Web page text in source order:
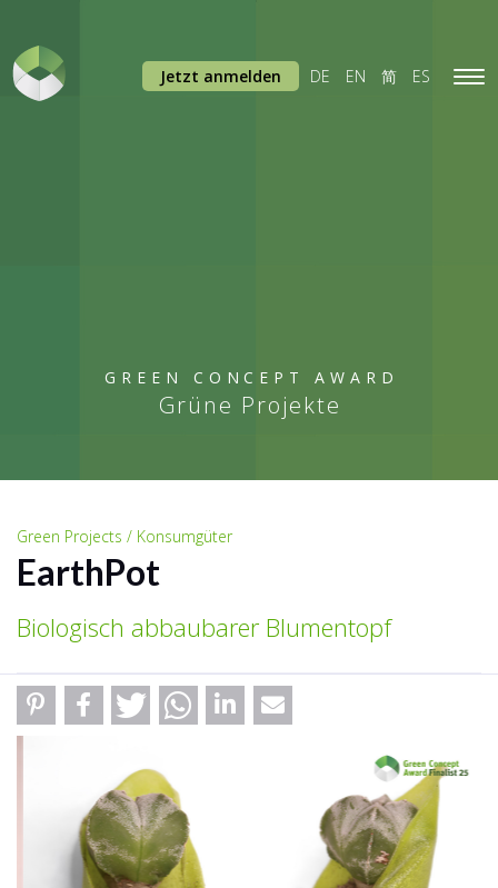
GREEN CONCEPT AWARD
Grüne Projekte
Jetzt anmelden DE EN 简 ES
Green Projects / Konsumgüter
EarthPot
Biologisch abbaubarer Blumentopf